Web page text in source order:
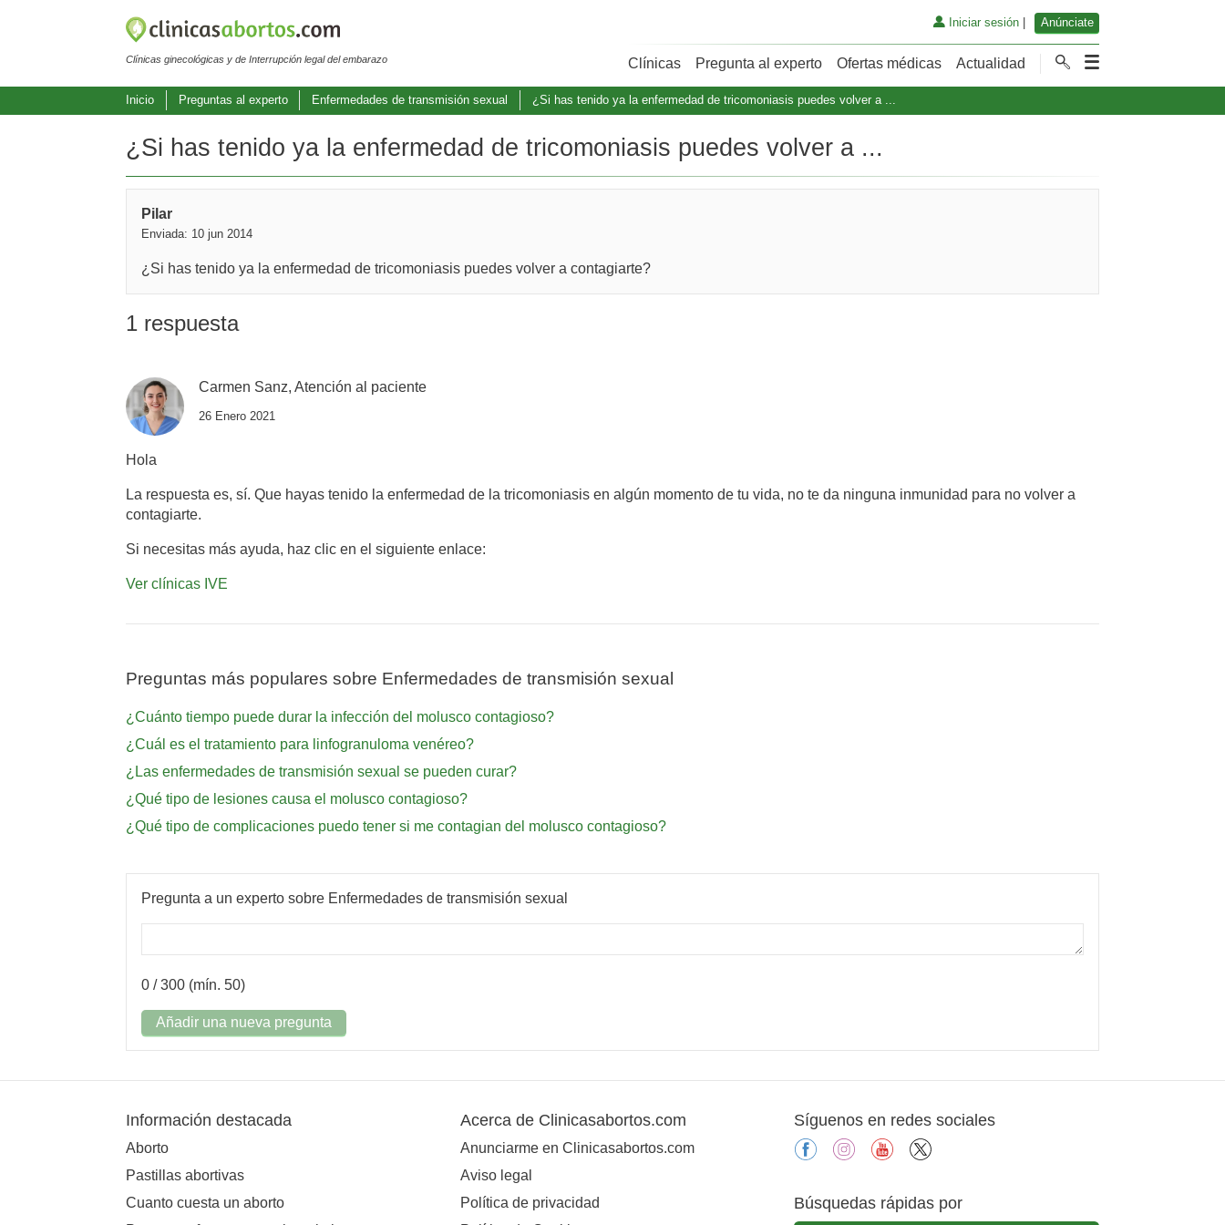
Clínicas ginecológicas y de Interrupción legal del embarazo
Iniciar sesión| Anúnciate
Clínicas Pregunta al experto Ofertas médicas Actualidad
Inicio Preguntas al experto Enfermedades de transmisión sexual ¿Si has tenido ya la enfermedad de tricomoniasis puedes volver a ...
¿Si has tenido ya la enfermedad de tricomoniasis puedes volver a ...
Pilar
Enviada: 10 jun 2014
¿Si has tenido ya la enfermedad de tricomoniasis puedes volver a contagiarte?
1 respuesta
Carmen Sanz, Atención al paciente
26 Enero 2021
Hola
La respuesta es, sí. Que hayas tenido la enfermedad de la tricomoniasis en algún momento de tu vida, no te da ninguna inmunidad para no volver a
contagiarte.
Si necesitas más ayuda, haz clic en el siguiente enlace:
Ver clínicas IVE
Preguntas más populares sobre Enfermedades de transmisión sexual
¿Cuánto tiempo puede durar la infección del molusco contagioso?
¿Cuál es el tratamiento para linfogranuloma venéreo?
¿Las enfermedades de transmisión sexual se pueden curar?
¿Qué tipo de lesiones causa el molusco contagioso?
¿Qué tipo de complicaciones puedo tener si me contagian del molusco contagioso?
Pregunta a un experto sobre Enfermedades de transmisión sexual
0 / 300 (mín. 50)
Añadir una nueva pregunta
Información destacada
Aborto
Pastillas abortivas
Cuanto cuesta un aborto
Acerca de Clinicasabortos.com
Anunciarme en Clinicasabortos.com
Aviso legal
Política de privacidad
Síguenos en redes sociales
facebookinstagramyoutube
Búsquedas rápidas por